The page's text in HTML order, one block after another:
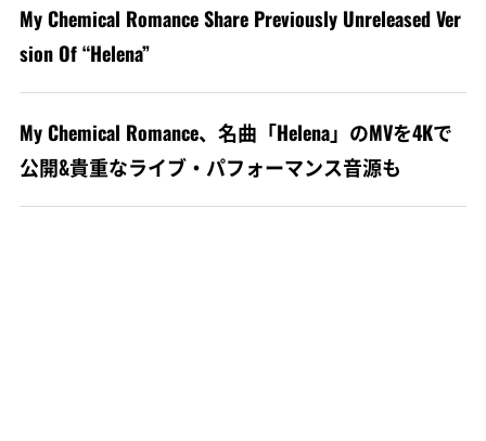
My Chemical Romance Share Previously Unreleased Ver
sion Of “Helena”
My Chemical Romance、名曲「Helena」のMVを4Kで
公開&貴重なライブ・パフォーマンス音源も